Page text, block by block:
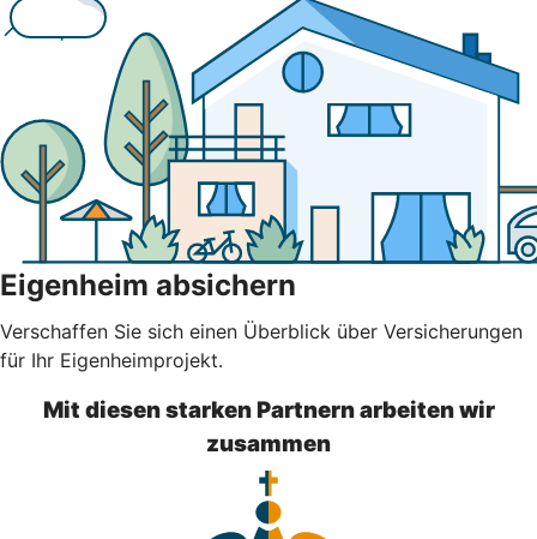
Eigenheim absichern
Verschaffen Sie sich einen Überblick über Versicherungen
für Ihr Eigenheimprojekt.
Mit diesen starken Partnern arbeiten wir
zusammen